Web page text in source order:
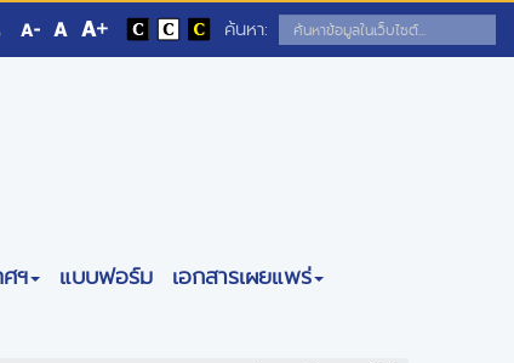
ค้นหา:
ฯ แบบฟอร์ม
เอกสารเผยแพร่